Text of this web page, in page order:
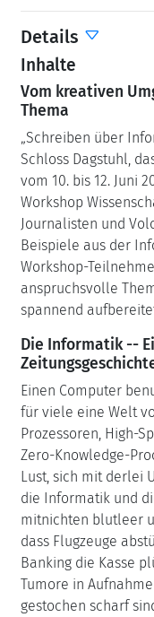
Details
Inhalte
Vom kreativen
Thema
„Schreiben über
Schloss Dagstuhl,
vom 10. bis 12. Juni
Workshop
Journalisten und
Beispiele aus der
Workshop-
anspruchsvolle
spannend
Die Informatik --
Einen Computer
für viele eine Welt
Prozessoren, High-
Zero-Knowledge-
Lust, sich mit derlei
die Informatik und
mitnichten blutleer
dass Flugzeuge
Banking die Kasse
Tumore in
gestochen scharf